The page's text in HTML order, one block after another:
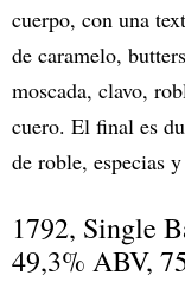
cuerpo, con una
de caramelo,
moscada, clavo,
cuero. El final es
de roble, especias
1792, Single
49,3% ABV,